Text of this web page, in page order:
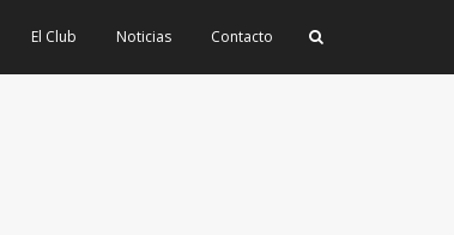
El Club Noticias Contacto